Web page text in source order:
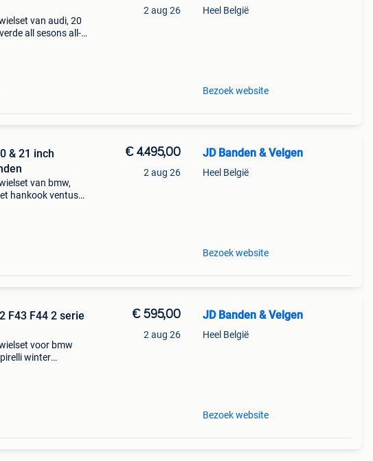
van audi, 20
all sesons all-
2 aug 26 Heel België
Bezoek website
& 21 inch
van bmw,
hankook ventus
€ 4.495,00
2 aug 26
JD Banden & Velgen
Heel België
Bezoek website
F43 F44 2 serie
voor bmw
winter
€ 595,00
2 aug 26
JD Banden & Velgen
Heel België
Bezoek website